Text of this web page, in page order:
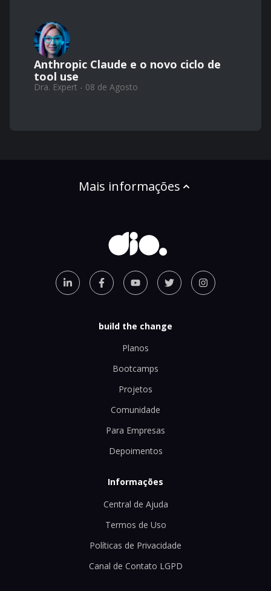
Anthropic Claude e o novo ciclo de
tool use
Dra. Expert - 08 de Agosto
Mais informações
build the change
Planos
Bootcamps
Projetos
Comunidade
Para Empresas
Depoimentos
Informações
Central de Ajuda
Termos de Uso
Políticas de Privacidade
Canal de Contato LGPD